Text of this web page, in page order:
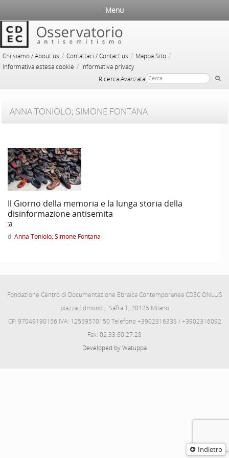
Chi siamo / About us / Contattaci / Contact us / Mappa Sito /
Informativa estesa cookie / Informativa privacy
Ricerca Avanzata
Menu
Indietro
ANNA TONIOLO; SIMONE FONTANA
Il Giorno della memoria e la lunga storia della
disinformazione antisemita
di Anna Toniolo; Simone Fontana
Fondazione Centro di Documentazione Ebraica Contemporanea CDEC ONLUS
piazza Edmond J. Safra 1, 20125 Milano
CF: 97049190156 IVA: 12559570150 Telefono +3902316338 / +3902316092
Fax: 02.33.60.27.28
Developed by Watuppa